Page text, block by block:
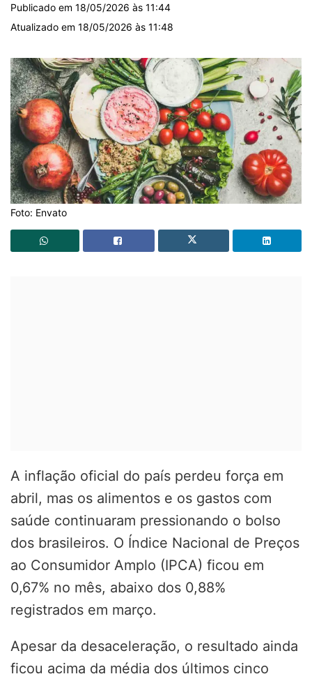
Publicado em 18/05/2026 às 11:44
Atualizado em 18/05/2026 às 11:48
Foto: Envato
A inflação oficial do país perdeu força em
abril, mas os alimentos e os gastos com
saúde continuaram pressionando o bolso
dos brasileiros. O Índice Nacional de Preços
ao Consumidor Amplo (IPCA) ficou em
0,67% no mês, abaixo dos 0,88%
registrados em março.
Apesar da desaceleração, o resultado ainda
ficou acima da média dos últimos cinco